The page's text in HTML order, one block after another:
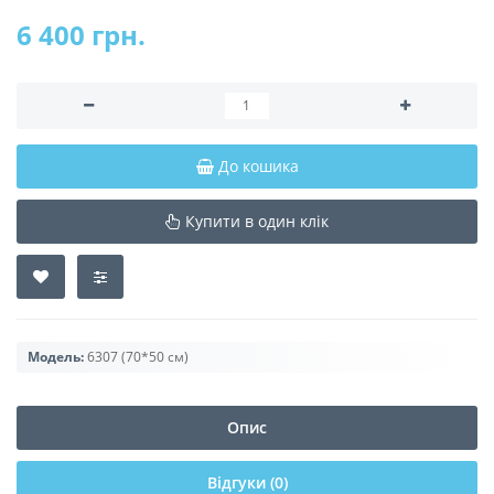
6 400 грн.
До кошика
Купити в один клік
Модель:6307 (70*50 см)
Опис
Відгуки (0)